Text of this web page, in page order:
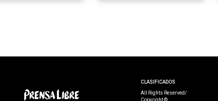
CLASIFICADOS
All Rights Reserved/